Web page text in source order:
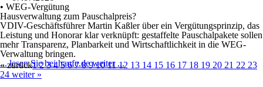
• WEG-Vergütung
Hausverwaltung zum Pauschalpreis?
VDIV-Geschäftsführer Martin Kaßler über ein Vergütungsprinzip, das
Leistung und Honorar klar verknüpft: gestaffelte Pauschalpakete sollen
mehr Transparenz, Planbarkeit und Wirtschaftlichkeit in die WEG-
Verwaltung bringen.
... lesen Sie bei haufe.de weiter ...
« zurück123456789101112 13 14 15 16 17 18 19 20 21 22 23
24 weiter »